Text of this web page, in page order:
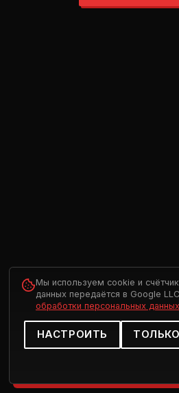
Мы используем cookie и
данных передаётся в Google
обработки персональных данных
НАСТРОИТЬ